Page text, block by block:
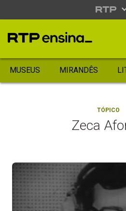
MUSEUS MIRANDÊS
TÓPICO
Zeca